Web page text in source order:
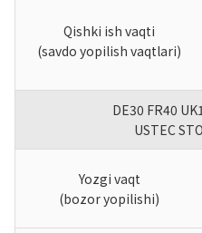
Qishki ish vaqti
(savdo yopilish vaqtlari)
DE30 FR40
USTEC
Yozgi vaqt
(bozor yopilishi)